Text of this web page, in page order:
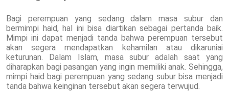
Bagi perempuan yang sedang dalam masa subur dan
bermimpi haid, hal ini bisa diartikan sebagai pertanda baik.
Mimpi ini dapat menjadi tanda bahwa perempuan tersebut
akan segera mendapatkan kehamilan atau dikaruniai
keturunan. Dalam Islam, masa subur adalah saat yang
diharapkan bagi pasangan yang ingin memiliki anak. Sehingga,
mimpi haid bagi perempuan yang sedang subur bisa menjadi
tanda bahwa keinginan tersebut akan segera terwujud.